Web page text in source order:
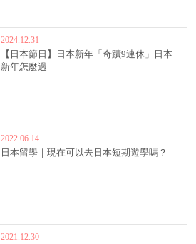
2024.12.31
【日本節日】日本新年「奇蹟9連休」日本
新年怎麼過
2022.06.14
日本留學｜現在可以去日本短期遊學嗎？
2021.12.30